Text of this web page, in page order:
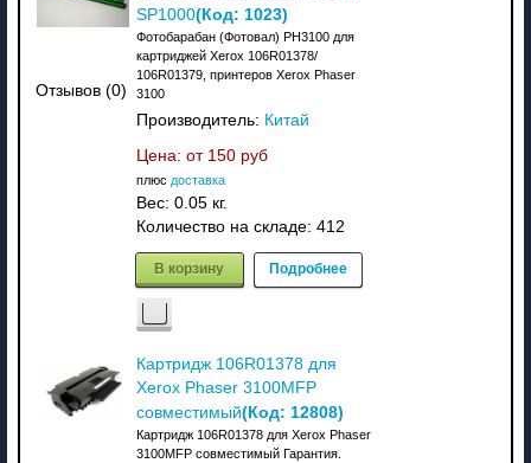
Отзывов (0)
SP1000(Код: 1023)
Фотобарабан (Фотовал) PH3100 для
картриджей Xerox 106R01378/
106R01379, принтеров Xerox Phaser
3100
Производитель: Китай
Цена: от 150 руб
плюс доставка
Вес: 0.05 кг.
Количество на складе: 412
В корзину Подробнее
Картридж 106R01378 для
Xerox Phaser 3100MFP
совместимый(Код: 12808)
Картридж 106R01378 для Xerox Phaser
3100MFP совместимый Гарантия.